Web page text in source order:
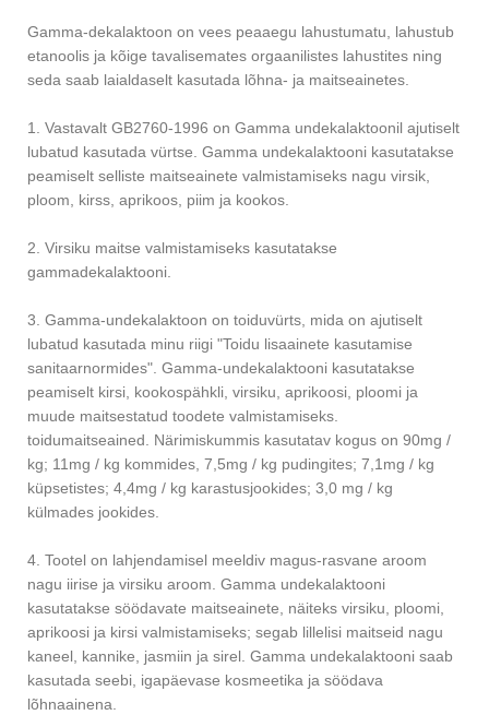
Gamma-dekalaktoon on vees peaaegu lahustumatu, lahustub
etanoolis ja kõige tavalisemates orgaanilistes lahustites ning
seda saab laialdaselt kasutada lõhna- ja maitseainetes.
1. Vastavalt GB2760-1996 on Gamma undekalaktoonil ajutiselt
lubatud kasutada vürtse. Gamma undekalaktooni kasutatakse
peamiselt selliste maitseainete valmistamiseks nagu virsik,
ploom, kirss, aprikoos, piim ja kookos.
2. Virsiku maitse valmistamiseks kasutatakse
gammadekalaktooni.
3. Gamma-undekalaktoon on toiduvürts, mida on ajutiselt
lubatud kasutada minu riigi "Toidu lisaainete kasutamise
sanitaarnormides". Gamma-undekalaktooni kasutatakse
peamiselt kirsi, kookospähkli, virsiku, aprikoosi, ploomi ja
muude maitsestatud toodete valmistamiseks.
toidumaitseained. Närimiskummis kasutatav kogus on 90mg /
kg; 11mg / kg kommides, 7,5mg / kg pudingites; 7,1mg / kg
küpsetistes; 4,4mg / kg karastusjookides; 3,0 mg / kg
külmades jookides.
4. Tootel on lahjendamisel meeldiv magus-rasvane aroom
nagu iirise ja virsiku aroom. Gamma undekalaktooni
kasutatakse söödavate maitseainete, näiteks virsiku, ploomi,
aprikoosi ja kirsi valmistamiseks; segab lillelisi maitseid nagu
kaneel, kannike, jasmiin ja sirel. Gamma undekalaktooni saab
kasutada seebi, igapäevase kosmeetika ja söödava
lõhnaainena.